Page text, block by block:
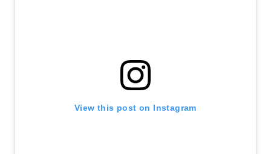
View this post on Instagram